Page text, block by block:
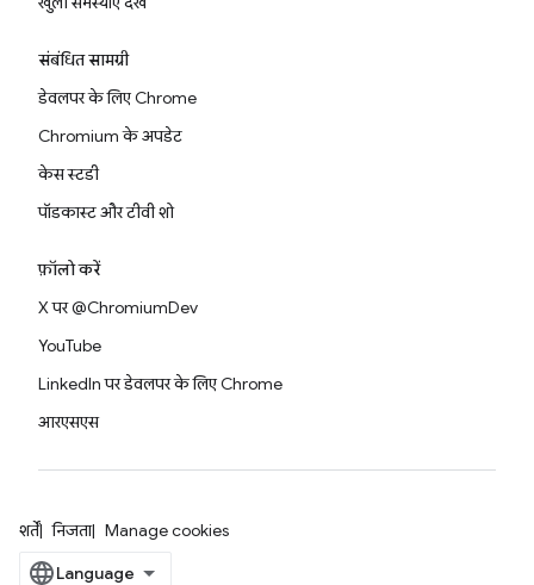
संबंधित सामग्री
डेवलपर के लिए Chrome
Chromium के अपडेट
केस स्टडी
पॉडकास्ट और टीवी शो
फ़ॉलो करें
X पर @ChromiumDev
YouTube
LinkedIn पर डेवलपर के लिए Chrome
आरएसएस
शर्तें निजता Manage cookies